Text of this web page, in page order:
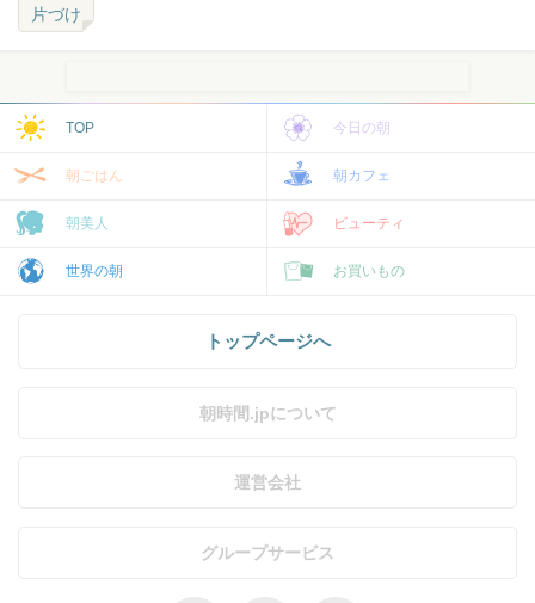
片づけ
TOP 今日の朝
朝ごはん 朝カフェ
朝美人 ビューティ
世界の朝 お買いもの
トップページへ
朝時間.jpについて
運営会社
グループサービス